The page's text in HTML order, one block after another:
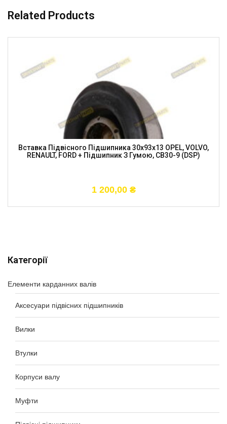
Категорії
Елементи карданних валів
Аксесуари підвісних підшипників
Вилки
Втулки
Корпуси валу
Муфти
Related Products
Вставка Підвісного Підшипника 30x93x13 OPEL, VOLVO,
RENAULT, FORD + Підшипник З Гумою, CB30-9 (DSP)
1 200,00 ₴